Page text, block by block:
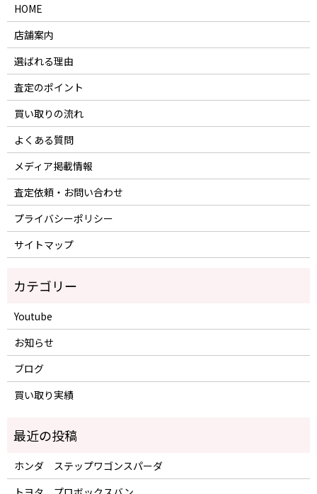
HOME
店舗案内
選ばれる理由
査定のポイント
買い取りの流れ
よくある質問
メディア掲載情報
査定依頼・お問い合わせ
プライバシーポリシー
サイトマップ
Youtube
お知らせ
ブログ
買い取り実績
ホンダ ステップワゴンスパーダ